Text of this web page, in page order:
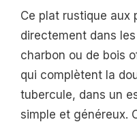
Ce plat rustique aux
directement dans
charbon ou de bois
qui complètent la
tubercule, dans un
simple et généreux.